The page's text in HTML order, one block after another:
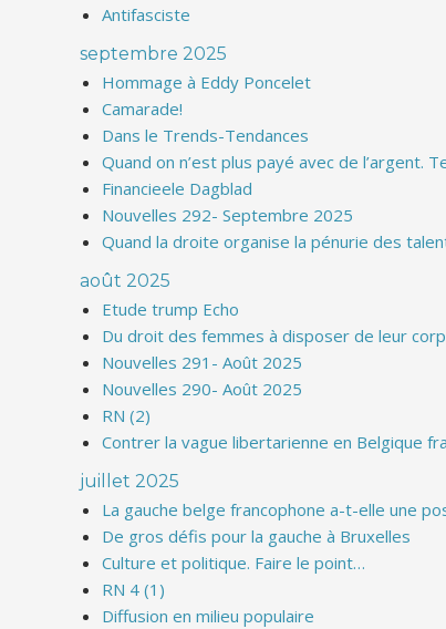
Antifasciste
septembre 2025
Hommage à Eddy Poncelet
Camarade!
Dans le Trends-Tendances
Quand on n’est plus payé avec de l’argent.
Financieele Dagblad
Nouvelles 292- Septembre 2025
Quand la droite organise la pénurie des
août 2025
Etude trump Echo
Du droit des femmes à disposer de leur
Nouvelles 291- Août 2025
Nouvelles 290- Août 2025
RN (2)
Contrer la vague libertarienne en Belgique
juillet 2025
La gauche belge francophone a-t-elle une
De gros défis pour la gauche à Bruxelles
Culture et politique. Faire le point…
RN 4 (1)
Diffusion en milieu populaire